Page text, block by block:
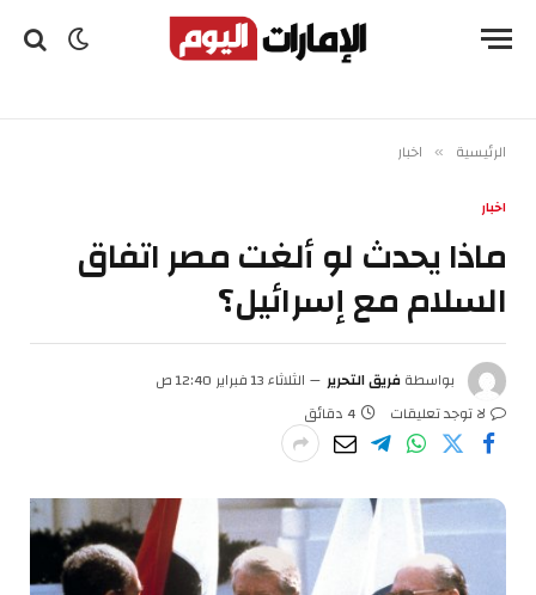
الرئيسية » اخبار
اخبار
ماذا يحدث لو ألغت مصر اتفاق
السلام مع إسرائيل؟
بواسطةفريق التحرير
الثلاثاء 13 فبراير 12:40 ص
لا توجد تعليقات
4 دقائق